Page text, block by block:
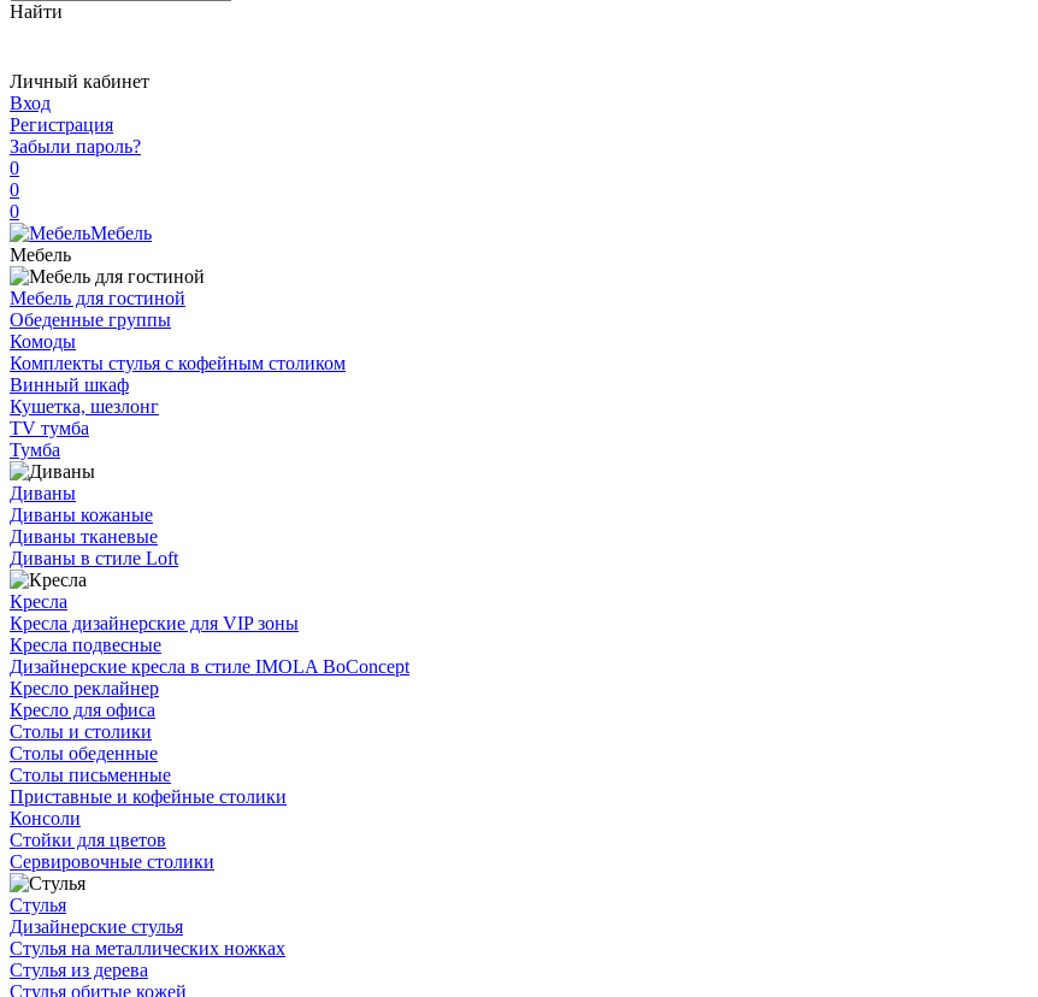
Найти
Личный кабинет
Вход
Регистрация
Забыли пароль?
0
0
0
Мебель
Мебель
Мебель для гостиной
Обеденные группы
Комоды
Комплекты стулья с кофейным столиком
Винный шкаф
Кушетка, шезлонг
TV тумба
Тумба
Диваны
Диваны кожаные
Диваны тканевые
Диваны в стиле Loft
Кресла
Кресла дизайнерские для VIP зоны
Кресла подвесные
Дизайнерские кресла в стиле IMOLA BoConcept
Кресло реклайнер
Кресло для офиса
Столы и столики
Столы обеденные
Столы письменные
Приставные и кофейные столики
Консоли
Стойки для цветов
Сервировочные столики
Стулья
Дизайнерские стулья
Стулья на металлических ножках
Стулья из дерева
Стулья обитые кожей